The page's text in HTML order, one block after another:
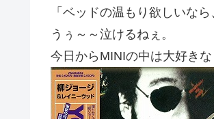
「ベッドの温もり欲しいな
うぅ～～泣けるねぇ。
今日からMINIの中は大好き